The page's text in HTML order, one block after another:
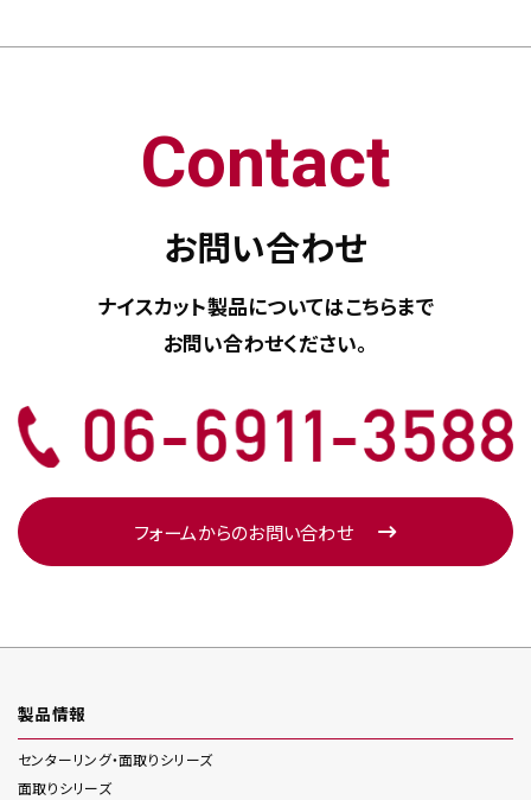
Contact
お問い合わせ
ナイスカット製品についてはこちらまで
お問い合わせください。
フォームからのお問い合わせ
製品情報
センターリング・面取りシリーズ
面取りシリーズ